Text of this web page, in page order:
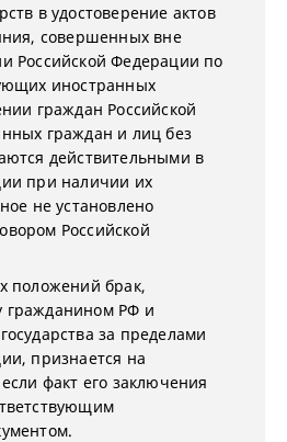
в удостоверение актов
совершенных вне
Российской Федерации по
иностранных
граждан Российской
граждан и лиц без
действительными в
при наличии их
не установлено
Российской
положений брак,
РФ и
за пределами
признается на
факт его заключения